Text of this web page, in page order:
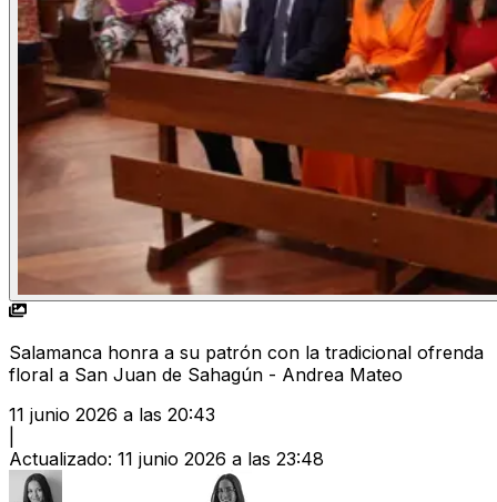
Salamanca honra a su patrón con la tradicional ofrenda
floral a San Juan de Sahagún - Andrea Mateo
11 junio 2026 a las 20:43
Actualizado: 11 junio 2026 a las 23:48